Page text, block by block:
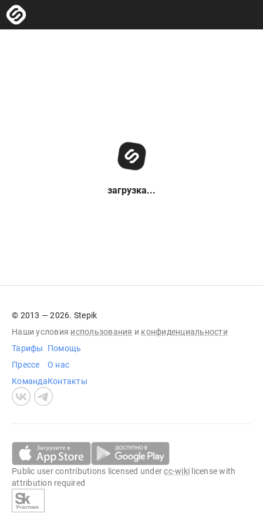
загрузка...
© 2013 — 2026. Stepik
Наши условия использования и конфиденциальности
Тарифы
Прессе
Команда
Помощь
О нас
Контакты
Public user contributions licensed undercc-wiki license with
attribution required